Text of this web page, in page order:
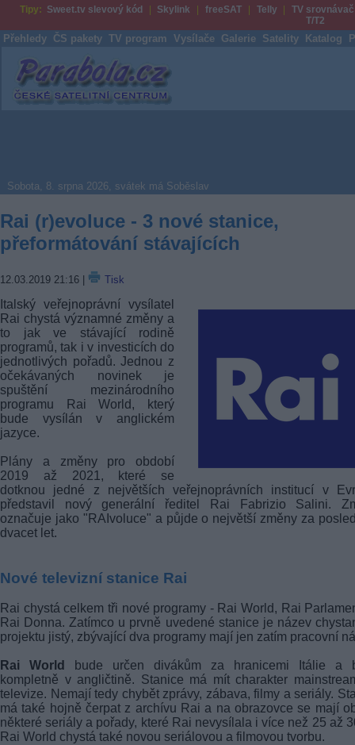
Tipy: Sweet.tv slevový kód Skylink freeSAT Telly
TV srovnávač
T/T2
Přehledy ČS pakety TV program Vysílače Galerie Satelity Katalog
Parabola.cz
Sobota, 8. srpna 2026, svátek má Soběslav
Rai (r)evoluce - 3 nové stanice,
přeformátování stávajících
12.03.2019 21:16 Tisk
Italský veřejnoprávní vysílatel
Rai chystá významné změny a
to jak ve stávající rodině
programů, tak i v investicích do
jednotlivých pořadů. Jednou z
očekávaných novinek je
spuštění mezinárodního
programu Rai World, který
bude vysílán v anglickém
jazyce.
Plány a změny pro období
2019 až 2021, které se
dotknou jedné z největších veřejnoprávních institucí v
představil nový generální ředitel Rai Fabrizio Salini.
označuje jako "RAIvoluce" a půjde o největší změny za
dvacet let.
Nové televizní stanice Rai
Rai chystá celkem tři nové programy - Rai World, Rai
Rai Donna. Zatímco u prvně uvedené stanice je název
projektu jistý, zbývající dva programy mají jen zatím pracovní
Rai World
bude určen divákům za hranicemi Itálie a
kompletně v angličtině. Stanice má mít charakter
televize. Nemají tedy chybět zprávy, zábava, filmy a seriály.
má také hojně čerpat z archívu Rai a na obrazovce se mají
některé seriály a pořady, které Rai nevysílala i více než 25 až
Rai World chystá také novou seriálovou a filmovou tvorbu.